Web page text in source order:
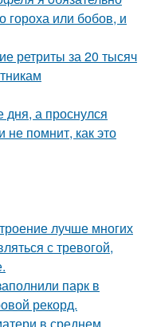
гороха или бобов, и
ретриты за 20 тысяч
а проснулся
не помнит, как это
лучше многих
с тревогой,
парк в
рекорд.